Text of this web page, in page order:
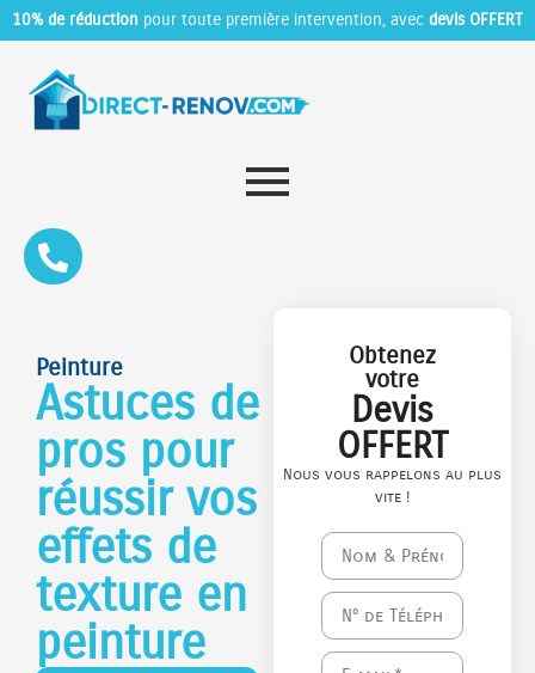
10% de réduction pour toute première intervention, avec devis OFFERT
Peinture
Astuces de
pros pour
réussir vos
effets de
texture en
peinture
Obtenez
votre
Devis
OFFERT
Nous vous rappelons au plus
vite !